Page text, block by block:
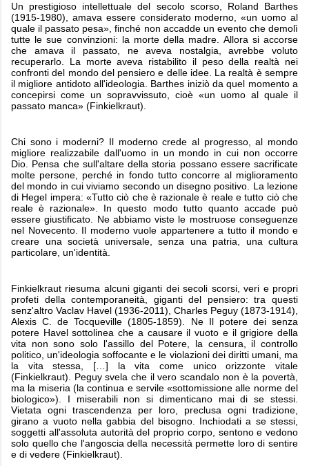
Un prestigioso intellettuale del secolo scorso, Roland Barthes
(1915-1980), amava essere considerato moderno, «un uomo al
quale il passato pesa», finché non accadde un evento che demolì
tutte le sue convinzioni: la morte della madre. Allora si accorse
che amava il passato, ne aveva nostalgia, avrebbe voluto
recuperarlo. La morte aveva ristabilito il peso della realtà nei
confronti del mondo del pensiero e delle idee. La realtà è sempre
il migliore antidoto all'ideologia. Barthes iniziò da quel momento a
concepirsi come un sopravvissuto, cioè «un uomo al quale il
passato manca» (Finkielkraut).
Chi sono i moderni? Il moderno crede al progresso, al mondo
migliore realizzabile dall'uomo in un mondo in cui non occorre
Dio. Pensa che sull'altare della storia possano essere sacrificate
molte persone, perché in fondo tutto concorre al miglioramento
del mondo in cui viviamo secondo un disegno positivo. La lezione
di Hegel impera: «Tutto ciò che è razionale è reale e tutto ciò che
reale è razionale». In questo modo tutto quanto accade può
essere giustificato. Ne abbiamo viste le mostruose conseguenze
nel Novecento. Il moderno vuole appartenere a tutto il mondo e
creare una società universale, senza una patria, una cultura
particolare, un'identità.
Finkielkraut riesuma alcuni giganti dei secoli scorsi, veri e propri
profeti della contemporaneità, giganti del pensiero: tra questi
senz'altro Vaclav Havel (1936-2011), Charles Peguy (1873-1914),
Alexis C. de Tocqueville (1805-1859). Ne Il potere dei senza
potere Havel sottolinea che a causare il vuoto e il grigiore della
vita non sono solo l'assillo del Potere, la censura, il controllo
politico, un'ideologia soffocante e le violazioni dei diritti umani, ma
la vita stessa, […] la vita come unico orizzonte vitale
(Finkielkraut). Peguy svela che il vero scandalo non è la povertà,
ma la miseria (la continua e servile «sottomissione alle norme del
biologico»). I miserabili non si dimenticano mai di se stessi.
Vietata ogni trascendenza per loro, preclusa ogni tradizione,
girano a vuoto nella gabbia del bisogno. Inchiodati a se stessi,
soggetti all'assoluta autorità del proprio corpo, sentono e vedono
solo quello che l'angoscia della necessità permette loro di sentire
e di vedere (Finkielkraut).